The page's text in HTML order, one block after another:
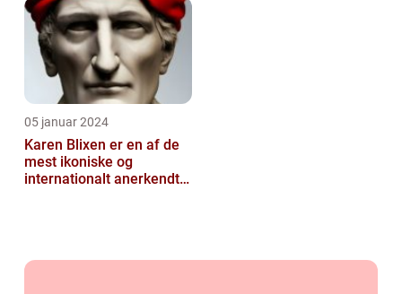
05 januar 2024
Karen Blixen er en af de
mest ikoniske og
internationalt anerkendte